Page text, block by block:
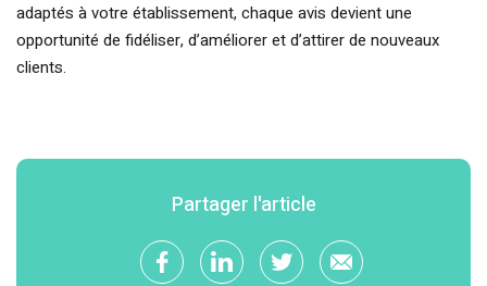
adaptés à votre établissement, chaque avis devient une
opportunité de fidéliser, d’améliorer et d’attirer de nouveaux
clients.
Partager l'article